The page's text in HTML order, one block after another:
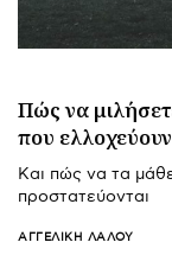
Πώς να
που
Και πώς να τα
προστατεύονται
ΑΓΓΕΛΙΚΉ ΛΆΛΟΥ